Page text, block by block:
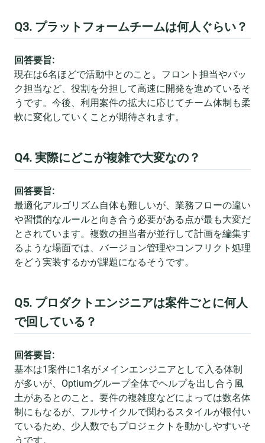
Q3. プラットフォームチームは何人ぐらい？
回答要旨:
現在は6名ほどで活動中とのこと。フロント担当やバッ
ク担当など、役割を分担して高速に開発を進めているそ
うです。今後、利用案件の拡大に応じてチーム体制も柔
軟に変化していくことが期待されます。
Q4. 実際にどこが複雑で大変なの？
回答要旨:
最適化アルゴリズム自体も難しいが、業務フローの違い
や習慣的なルールと向き合う必要がある点が最も大変だ
とされています。複数の担当者が並行して計画を編集す
るような場面では、バージョン管理やコンフリクト処理
をどう実装するかが課題になるそうです。
Q5. プロダクトエンジニアは案件ごとに何人
で回している？
回答要旨:
基本は1案件に1名がメインエンジニアとして入る体制
が多いが、Optiumグループ全体でヘルプを出し合う風
土があるとのこと。要件の複雑度などによっては数名体
制にもなるが、フルサイクルで関わるスタイルが根付い
ているため、少人数でもプロジェクトを動かしやすいそ
うです。